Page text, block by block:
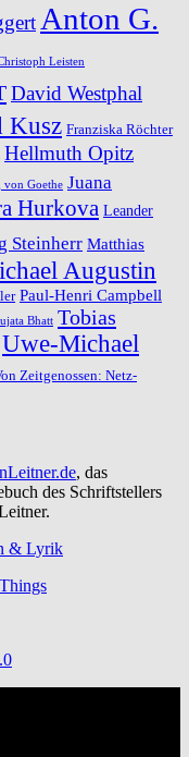
Anton G.
Leisten
David Westphal
Kusz Franziska Röchter
Hellmuth Opitz
von Goethe Juana
Hurkova Leander
Steinherr Matthias
Augustin
Paul-Henri Campbell
Bhatt Tobias
Uwe-Michael
Zeitgenossen: Netz-
, das
des Schriftstellers